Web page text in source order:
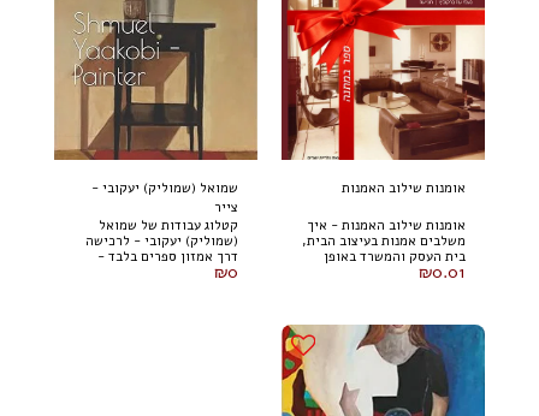
אומנות שילוב האמנות
אומנות שילוב האמנות - איך
משלבים אמנות בעיצוב הבית,
בית העסק והמשרד באופן
שיאדיר את היצירה ויתרום
₪0.01
שמואל (שמוליק) יעקובי -
צייר
קטלוג עבודות של שמואל
(שמוליק) יעקובי - לרכישה
דרך אמזון ספרים בלבד -
לחץ על כפתור הרכישה
₪0